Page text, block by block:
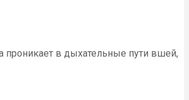
проникает в дыхательные пути вшей,